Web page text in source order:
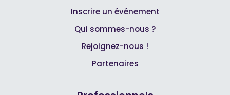
Inscrire un événement
Qui sommes-nous ?
Rejoignez-nous !
Partenaires